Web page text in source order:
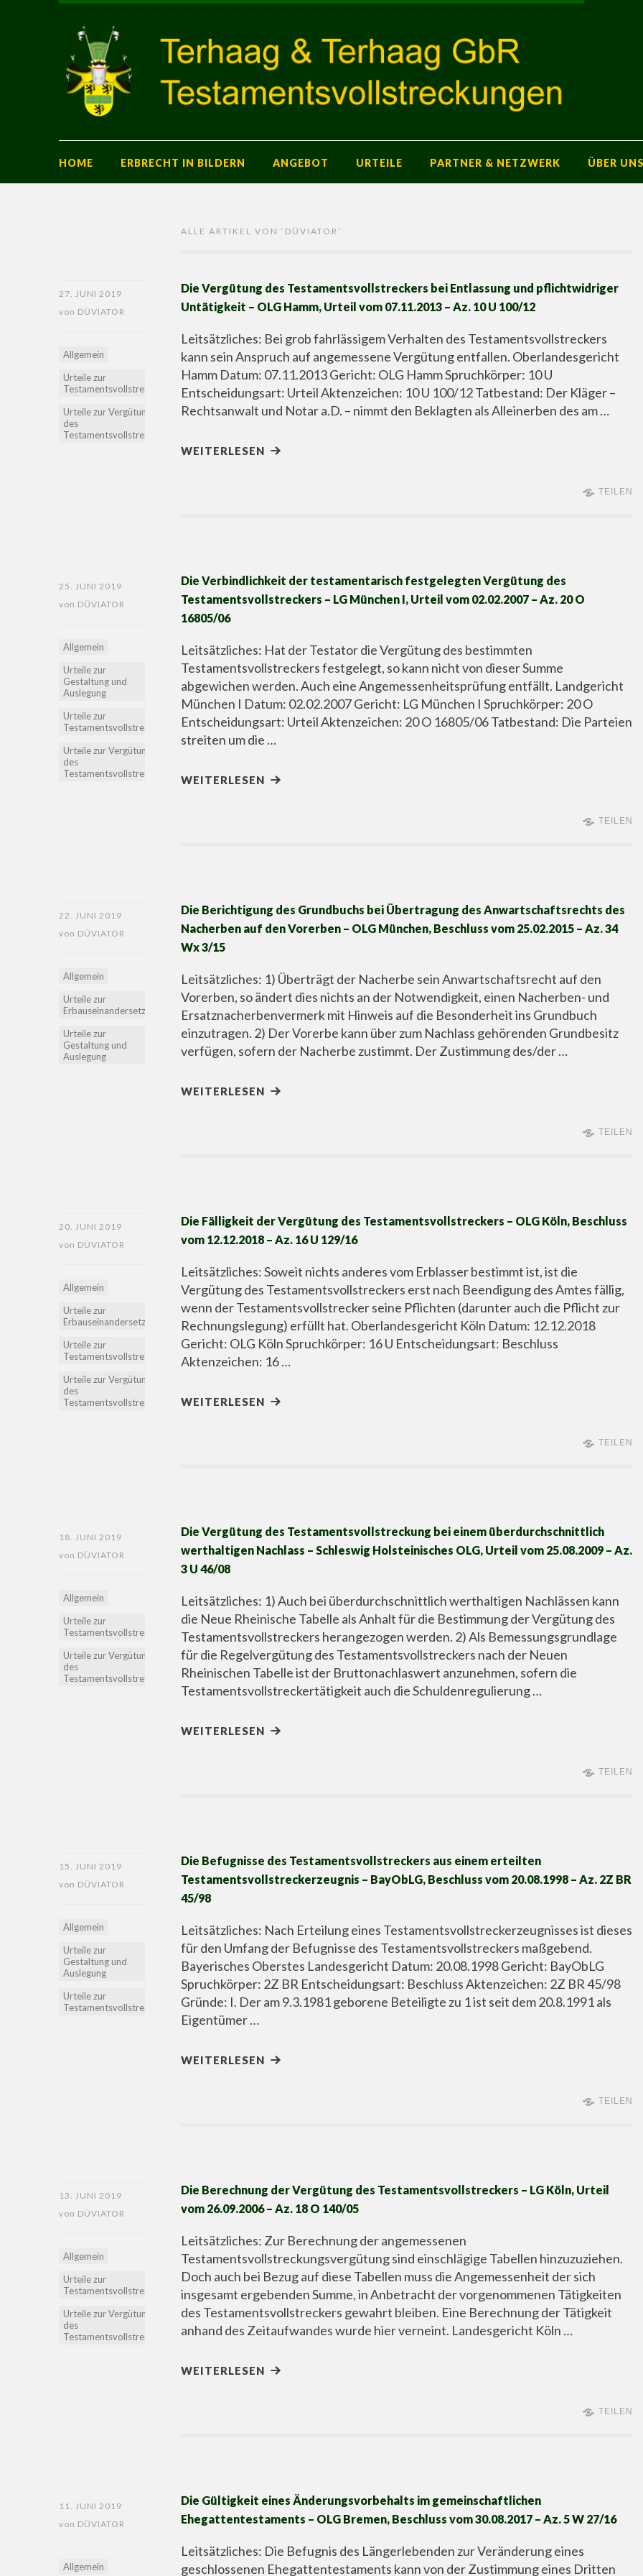
HOME ERBRECHT IN BILDERN ANGEBOT URTEILE PARTNER & NETZWERK ÜBER UNS
ALLE ARTIKEL VON ‘ DÜVIATOR ’
27. JUNI 2019
von DÜVIATOR
Allgemein
Urteile zur
Testamentsvollstreckung
Urteile zur Vergütung
des
Testamentsvollstreckers
Die Vergütung des Testamentsvollstreckers bei Entlassung und pflichtwidriger
Untätigkeit – OLG Hamm, Urteil vom 07.11.2013 – Az. 10 U 100/12
Leitsätzliches: Bei grob fahrlässigem Verhalten des Testamentsvollstreckers
kann sein Anspruch auf angemessene Vergütung entfallen. Oberlandesgericht
Hamm Datum: 07.11.2013 Gericht: OLG Hamm Spruchkörper: 10 U
Entscheidungsart: Urteil Aktenzeichen: 10 U 100/12 Tatbestand: Der Kläger –
Rechtsanwalt und Notar a.D. – nimmt den Beklagten als Alleinerben des am …
WEITERLESEN
TEILEN
25. JUNI 2019
von DÜVIATOR
Allgemein
Urteile zur
Gestaltung und
Auslegung
Urteile zur
Testamentsvollstreckung
Urteile zur Vergütung
des
Testamentsvollstreckers
Die Verbindlichkeit der testamentarisch festgelegten Vergütung des
Testamentsvollstreckers – LG München I, Urteil vom 02.02.2007 – Az. 20 O
16805/06
Leitsätzliches: Hat der Testator die Vergütung des bestimmten
Testamentsvollstreckers festgelegt, so kann nicht von dieser Summe
abgewichen werden. Auch eine Angemessenheitsprüfung entfällt. Landgericht
München I Datum: 02.02.2007 Gericht: LG München I Spruchkörper: 20 O
Entscheidungsart: Urteil Aktenzeichen: 20 O 16805/06 Tatbestand: Die Parteien
streiten um die …
WEITERLESEN
TEILEN
22. JUNI 2019
von DÜVIATOR
Allgemein
Urteile zur
Erbauseinandersetzung
Urteile zur
Gestaltung und
Auslegung
Die Berichtigung des Grundbuchs bei Übertragung des Anwartschaftsrechts des
Nacherben auf den Vorerben – OLG München, Beschluss vom 25.02.2015 – Az. 34
Wx 3/15
Leitsätzliches: 1) Überträgt der Nacherbe sein Anwartschaftsrecht auf den
Vorerben, so ändert dies nichts an der Notwendigkeit, einen Nacherben- und
Ersatznacherbenvermerk mit Hinweis auf die Besonderheit ins Grundbuch
einzutragen. 2) Der Vorerbe kann über zum Nachlass gehörenden Grundbesitz
verfügen, sofern der Nacherbe zustimmt. Der Zustimmung des/der …
WEITERLESEN
TEILEN
20. JUNI 2019
von DÜVIATOR
Allgemein
Urteile zur
Erbauseinandersetzung
Urteile zur
Testamentsvollstreckung
Urteile zur Vergütung
des
Testamentsvollstreckers
Die Fälligkeit der Vergütung des Testamentsvollstreckers – OLG Köln, Beschluss
vom 12.12.2018 – Az. 16 U 129/16
Leitsätzliches: Soweit nichts anderes vom Erblasser bestimmt ist, ist die
Vergütung des Testamentsvollstreckers erst nach Beendigung des Amtes fällig,
wenn der Testamentsvollstrecker seine Pflichten (darunter auch die Pflicht zur
Rechnungslegung) erfüllt hat. Oberlandesgericht Köln Datum: 12.12.2018
Gericht: OLG Köln Spruchkörper: 16 U Entscheidungsart: Beschluss
Aktenzeichen: 16 …
WEITERLESEN
TEILEN
18. JUNI 2019
von DÜVIATOR
Allgemein
Urteile zur
Testamentsvollstreckung
Urteile zur Vergütung
des
Testamentsvollstreckers
Die Vergütung des Testamentsvollstreckung bei einem überdurchschnittlich
werthaltigen Nachlass – Schleswig Holsteinisches OLG, Urteil vom 25.08.2009 – Az.
3 U 46/08
Leitsätzliches: 1) Auch bei überdurchschnittlich werthaltigen Nachlässen kann
die Neue Rheinische Tabelle als Anhalt für die Bestimmung der Vergütung des
Testamentsvollstreckers herangezogen werden. 2) Als Bemessungsgrundlage
für die Regelvergütung des Testamentsvollstreckers nach der Neuen
Rheinischen Tabelle ist der Bruttonachlaswert anzunehmen, sofern die
Testamentsvollstreckertätigkeit auch die Schuldenregulierung …
WEITERLESEN
TEILEN
15. JUNI 2019
von DÜVIATOR
Allgemein
Urteile zur
Gestaltung und
Auslegung
Urteile zur
Testamentsvollstreckung
Die Befugnisse des Testamentsvollstreckers aus einem erteilten
Testamentsvollstreckerzeugnis – BayObLG, Beschluss vom 20.08.1998 – Az. 2Z BR
45/98
Leitsätzliches: Nach Erteilung eines Testamentsvollstreckerzeugnisses ist dieses
für den Umfang der Befugnisse des Testamentsvollstreckers maßgebend.
Bayerisches Oberstes Landesgericht Datum: 20.08.1998 Gericht: BayObLG
Spruchkörper: 2Z BR Entscheidungsart: Beschluss Aktenzeichen: 2Z BR 45/98
Gründe: I. Der am 9.3.1981 geborene Beteiligte zu 1 ist seit dem 20.8.1991 als
Eigentümer …
WEITERLESEN
TEILEN
13. JUNI 2019
von DÜVIATOR
Allgemein
Urteile zur
Testamentsvollstreckung
Urteile zur Vergütung
des
Testamentsvollstreckers
Die Berechnung der Vergütung des Testamentsvollstreckers – LG Köln, Urteil
vom 26.09.2006 – Az. 18 O 140/05
Leitsätzliches: Zur Berechnung der angemessenen
Testamentsvollstreckungsvergütung sind einschlägige Tabellen hinzuzuziehen.
Doch auch bei Bezug auf diese Tabellen muss die Angemessenheit der sich
insgesamt ergebenden Summe, in Anbetracht der vorgenommenen Tätigkeiten
des Testamentsvollstreckers gewahrt bleiben. Eine Berechnung der Tätigkeit
anhand des Zeitaufwandes wurde hier verneint. Landesgericht Köln …
WEITERLESEN
TEILEN
11. JUNI 2019
von DÜVIATOR
Allgemein
Die Gültigkeit eines Änderungsvorbehalts im gemeinschaftlichen
Ehegattentestaments – OLG Bremen, Beschluss vom 30.08.2017 – Az. 5 W 27/16
Leitsätzliches: Die Befugnis des Längerlebenden zur Veränderung eines
geschlossenen Ehegattentestaments kann von der Zustimmung eines Dritten